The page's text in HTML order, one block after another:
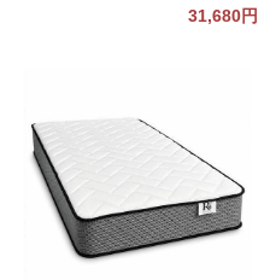
31,680円